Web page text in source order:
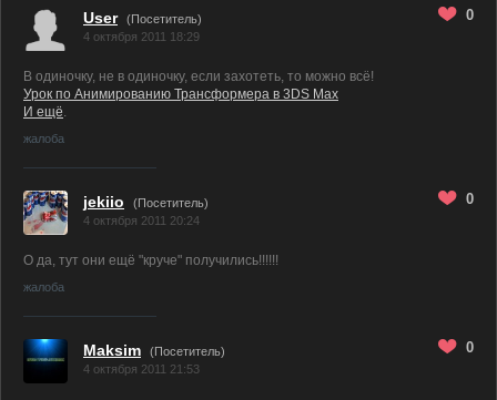
User
(Посетитель)
4 октября 2011 18:29
0
В одиночку, не в одиночку, если захотеть, то можно всё!
Урок по Анимированию Трансформера в 3DS Max
И ещё.
жалоба
jekiio
(Посетитель)
4 октября 2011 20:24
0
О да, тут они ещё "круче" получились!!!!!!
жалоба
Maksim
(Посетитель)
4 октября 2011 21:53
0